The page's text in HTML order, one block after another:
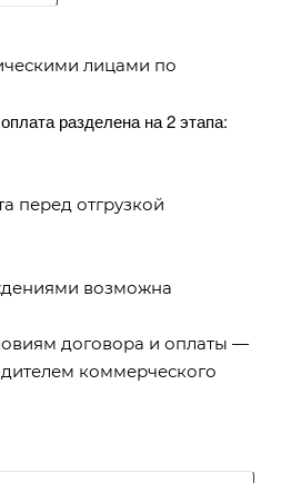
лицами по
разделена на 2 этапа:
перед отгрузкой
возможна
договора и оплаты —
коммерческого